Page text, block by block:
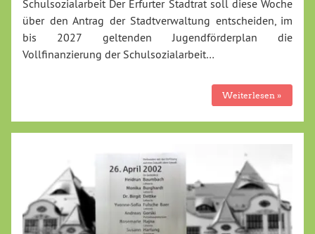
Schulsozialarbeit Der Erfurter Stadtrat soll diese Woche
über den Antrag der Stadtverwaltung entscheiden, im
bis 2027 geltenden Jugendförderplan die
Vollfinanzierung der Schulsozialarbeit…
Weiterlesen »